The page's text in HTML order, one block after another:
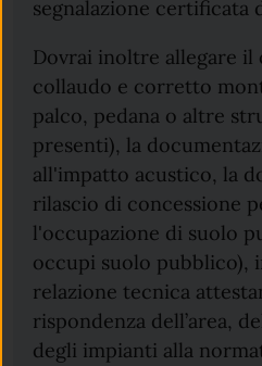
segnalazione certificata
Dovrai inoltre allegare
collaudo e corretto
palco, pedana o altre
presenti), la
all'impatto acustico, la
rilascio di concessione
l'occupazione di suolo
occupi suolo pubblico),
relazione tecnica
rispondenza dell’area,
degli impianti alla